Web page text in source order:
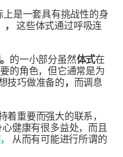
上是一套具有挑战性的身
这些体式通过呼吸连
。 的一小部分虽然体式在
的角色，但它通常是为
技巧做准备的， 而调息
着重要而强大的联系，
健康有很多益处，而且
从而有可能进行所谓的